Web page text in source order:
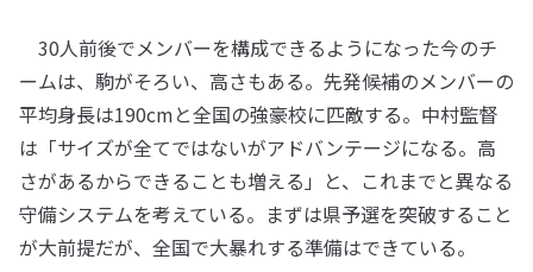
30人前後でメンバーを構成できるようになった今のチ
ームは、駒がそろい、高さもある。先発候補のメンバーの
平均身長は190cmと全国の強豪校に匹敵する。中村監督
は「サイズが全てではないがアドバンテージになる。高
さがあるからできることも増える」と、これまでと異なる
守備システムを考えている。まずは県予選を突破すること
が大前提だが、全国で大暴れする準備はできている。